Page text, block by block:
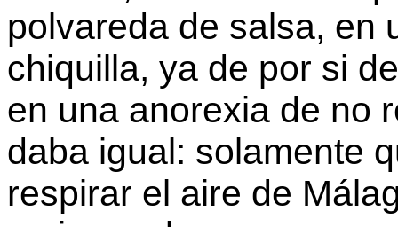
polvareda de salsa, en
chiquilla, ya de por si
en una anorexia de no
daba igual: solamente
respirar el aire de